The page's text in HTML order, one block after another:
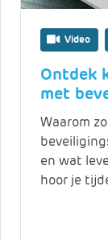
Video
Ontdek
met
Waarom
en wat
hoor je